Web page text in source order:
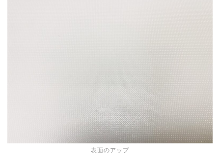
表面のアップ